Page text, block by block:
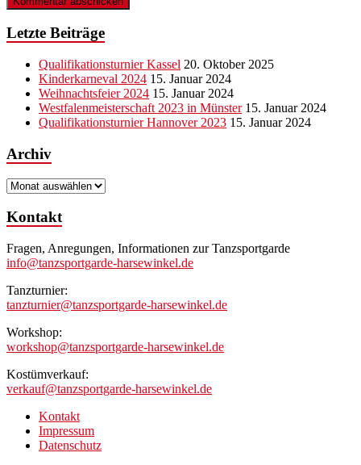
Letzte Beiträge
Qualifikationsturnier Kassel 20. Oktober 2025
Kinderkarneval 2024 15. Januar 2024
Weihnachtsfeier 2024 15. Januar 2024
Westfalenmeisterschaft 2023 in Münster 15. Januar 2024
Qualifikationsturnier Hannover 2023 15. Januar 2024
Archiv
Archiv
Kontakt
Fragen, Anregungen, Informationen zur Tanzsportgarde
info@tanzsportgarde-harsewinkel.de
Tanzturnier:
tanzturnier@tanzsportgarde-harsewinkel.de
Workshop:
workshop@tanzsportgarde-harsewinkel.de
Kostümverkauf:
verkauf@tanzsportgarde-harsewinkel.de
Kontakt
Impressum
Datenschutz